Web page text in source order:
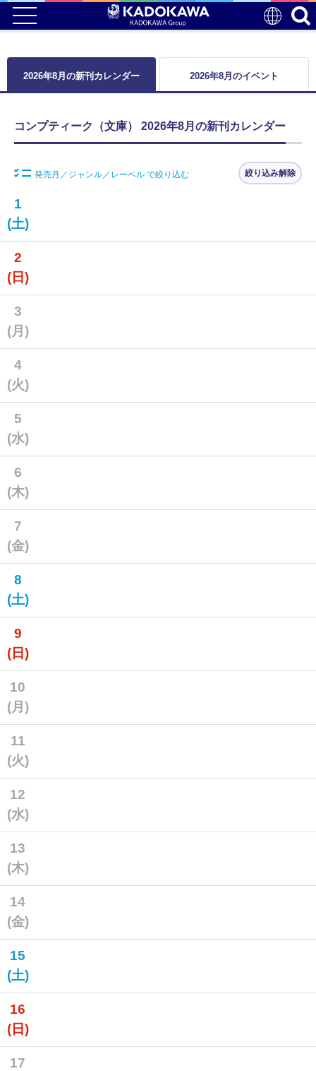
2026年8月の新刊カレンダー 2026年8月のイベント
コンプティーク（文庫） 2026年8月の新刊カレンダー
発売月／ジャンル／レーベル で絞り込む 絞り込み解除
1
(土)
2
(日)
3
(月)
4
(火)
5
(水)
6
(木)
7
(金)
8
(土)
9
(日)
10
(月)
11
(火)
12
(水)
13
(木)
14
(金)
15
(土)
16
(日)
17